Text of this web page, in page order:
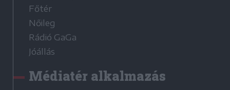
Főtér
Nőileg
Rádió GaGa
Jóállás
Médiatér alkalmazás